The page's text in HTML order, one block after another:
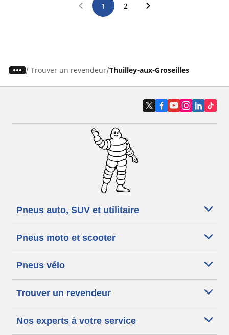
1 2
/ Trouver un revendeur Thuilley-aux-Groseilles
Pneus auto, SUV et utilitaire
Pneus moto et scooter
Pneus vélo
Trouver un revendeur
Nos experts à votre service